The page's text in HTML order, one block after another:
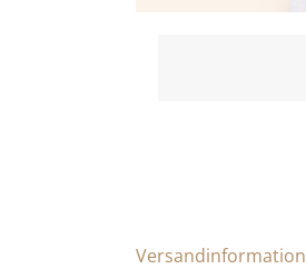
Versandinformation